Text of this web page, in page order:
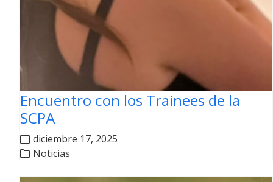
Encuentro con los Trainees de la
SCPA
diciembre 17, 2025
Noticias